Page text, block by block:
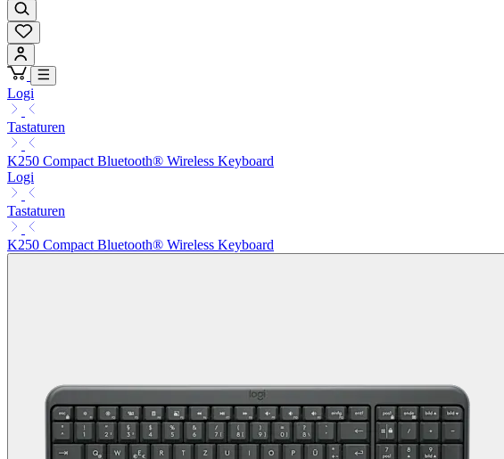
Logi
Tastaturen
K250 Compact Bluetooth® Wireless Keyboard
Logi
Tastaturen
K250 Compact Bluetooth® Wireless Keyboard